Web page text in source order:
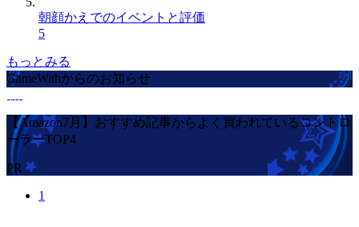
朝顔かえでのイベントと評価
5
もっとみる
GameWithからのお知らせ
【Amazon7月】おすすめ記事からよく買われているコントロ
ーラーTOP4
PR
1